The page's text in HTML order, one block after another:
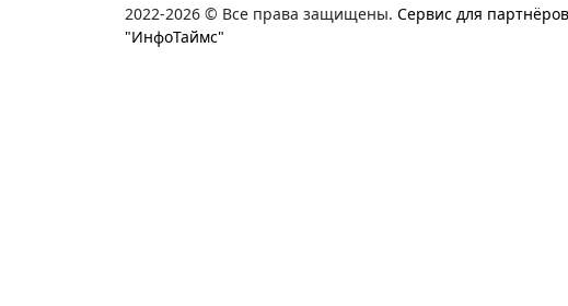
2022-2026 © Все права защищены. Сервис для партнёров
"ИнфоТаймс"